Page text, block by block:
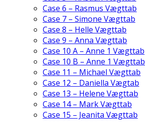
Case 6 – Rasmus Vægttab
Case 7 – Simone Vægttab
Case 8 – Helle Vægttab
Case 9 – Anna Vægttab
Case 10 A – Anne 1 Vægttab
Case 10 B – Anne 1 Vægttab
Case 11 – Michael Vægttab
Case 12 – Daniella Vægtab
Case 13 – Helene Vægttab
Case 14 – Mark Vægttab
Case 15 – Jeanita Vægttab